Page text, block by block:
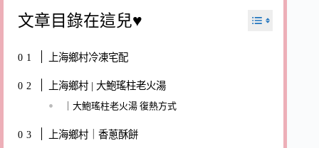
文章目錄在這兒♥
上海鄉村冷凍宅配
上海鄉村 | 大鮑瑤柱老火湯
｜大鮑瑤柱老火湯 復熱方式
上海鄉村｜香蔥酥餅